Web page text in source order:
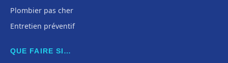
Plombier pas cher
Entretien préventif
QUE FAIRE SI…